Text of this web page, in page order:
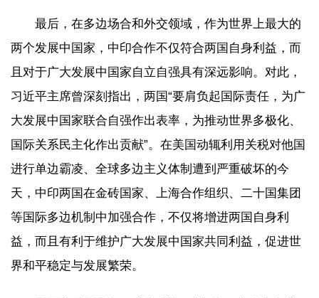
最后，在多边场合和外交领域，作为世界上最大的
两个发展中国家，中印合作不仅符合两国自身利益，而
且对于广大发展中国家自立自强具有深远影响。对此，
习近平主席曾深刻指出，两国“要肩负起国际责任，为广
大发展中国家联合自强作出表率，为推动世界多极化、
国际关系民主化作出贡献”。在美国动辄利用关税对他国
进行单边霸凌、全球多边主义体制遭到严重破坏的今
天，中印两国在金砖国家、上海合作组织、二十国集团
等国际多边机制中加强合作，不仅将增进两国自身利
益，而且有利于维护广大发展中国家共同利益，促进世
界和平稳定与发展繁荣。